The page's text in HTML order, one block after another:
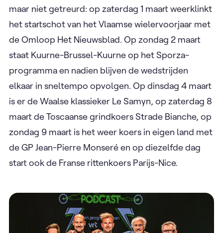
maar niet getreurd: op zaterdag 1 maart weerklinkt
het startschot van het Vlaamse wielervoorjaar met
de Omloop Het Nieuwsblad. Op zondag 2 maart
staat Kuurne-Brussel-Kuurne op het Sporza-
programma en nadien blijven de wedstrijden
elkaar in sneltempo opvolgen. Op dinsdag 4 maart
is er de Waalse klassieker Le Samyn, op zaterdag 8
maart de Toscaanse grindkoers Strade Bianche, op
zondag 9 maart is het weer koers in eigen land met
de GP Jean-Pierre Monseré en op diezelfde dag
start ook de Franse rittenkoers Parijs-Nice.